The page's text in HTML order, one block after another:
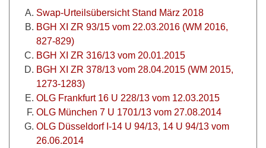
Swap-Urteilsübersicht Stand März 2018
BGH XI ZR 93/15 vom 22.03.2016 (WM 2016,
827-829)
BGH XI ZR 316/13 vom 20.01.2015
BGH XI ZR 378/13 vom 28.04.2015 (WM 2015,
1273-1283)
OLG Frankfurt 16 U 228/13 vom 12.03.2015
OLG München 7 U 1701/13 vom 27.08.2014
OLG Düsseldorf I-14 U 94/13, 14 U 94/13 vom
26.06.2014